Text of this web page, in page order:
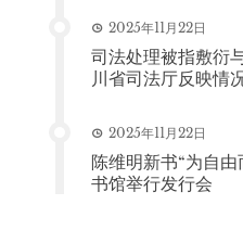
2025年11月22日
司法处理被指敷衍
川省司法厅反映情
2025年11月22日
陈维明新书“为自
书馆举行发行会